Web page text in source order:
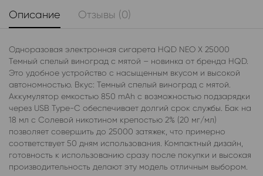
Описание Отзывы (0)
Одноразовая электронная сигарета HQD NEO X 25000
Темный спелый виноград с мятой – новинка от бренда HQD.
Это удобное устройство с насыщенным вкусом и высокой
автономностью. Вкус: Темный спелый виноград с мятой.
Аккумулятор емкостью 850 mAh с возможностью подзарядки
через USB Type-C обеспечивает долгий срок службы. Бак на
18 мл с Солевой никотином крепостью 2% (20 мг/мл)
позволяет совершить до 25000 затяжек, что примерно
соответствует 50 дням использования. Компактный дизайн,
готовность к использованию сразу после покупки и высокая
производительность делают эту модель отличным выбором.